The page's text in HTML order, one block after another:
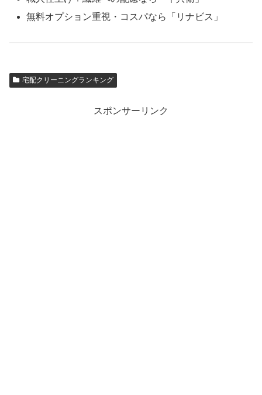
無料オプション重視・コスパなら「リナビス」
宅配クリーニングランキング
スポンサーリンク